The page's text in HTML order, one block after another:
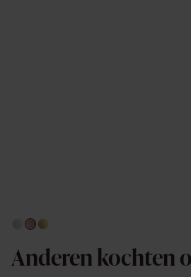
Anderen kochten